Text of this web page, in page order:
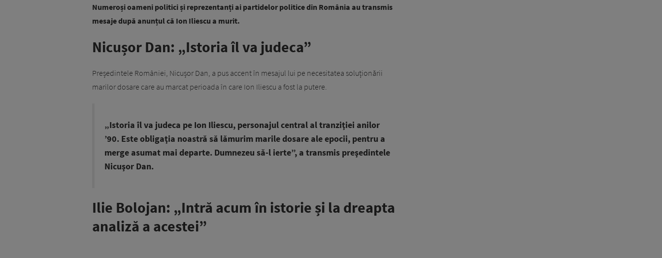
Numeroși oameni politici și reprezentanți ai partidelor politice din România au transmis
mesaje după anunțul că Ion Iliescu a murit.
Nicușor Dan: „Istoria îl va judeca”
Președintele României, Nicușor Dan, a pus accent în mesajul lui pe necesitatea soluționării
marilor dosare care au marcat perioada în care Ion Iliescu a fost la putere.
„Istoria îl va judeca pe Ion Iliescu, personajul central al tranziţiei anilor
’90. Este obligaţia noastră să lămurim marile dosare ale epocii, pentru a
merge asumat mai departe. Dumnezeu să-l ierte”, a transmis preşedintele
Nicuşor Dan.
Ilie Bolojan: „Intră acum în istorie și la dreapta
analiză a acestei”